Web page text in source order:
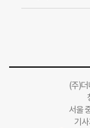
(주)
서울
기